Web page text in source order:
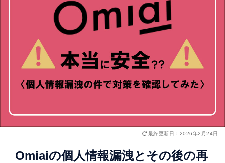
最終更新日：2026年2月24日
Omiaiの個人情報漏洩とその後の再